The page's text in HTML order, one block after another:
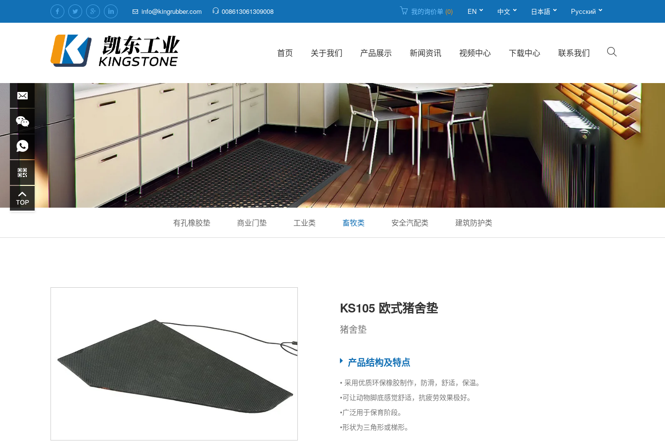
info@kingrubber.com 008613061309008 我的询价单 (0) EN 中文 日本語 Русский
首页 关于我们 产品展示 新闻资讯 视频中心 下载中心 联系我们
有孔橡胶垫 商业门垫 工业类 畜牧类 安全汽配类 建筑防护类
KS105 欧式猪舍垫
猪舍垫
产品结构及特点
• 采用优质环保橡胶制作，防滑，舒适，保温。
•可让动物脚底感觉舒适，抗疲劳效果极好。
•广泛用于保育阶段。
•形状为三角形或梯形。